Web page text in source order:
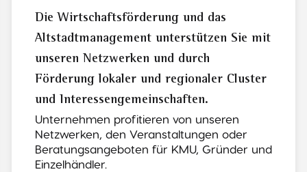
Die Wirtschaftsförderung und das
Altstadtmanagement unterstützen Sie mit
unseren Netzwerken und durch
Förderung lokaler und regionaler Cluster
und Interessengemeinschaften.
Unternehmen profitieren von unseren
Netzwerken, den Veranstaltungen oder
Beratungsangeboten für KMU, Gründer und
Einzelhändler.